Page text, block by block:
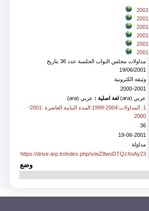
مداولات مجلس النواب الجلسة عدد 36 بتاريخ
19/06/2001
وثيقة الكترونية
2000-2001
عربي (ara
) لغة اصلية : عربي (ara
)
1. المداولات:2004-1999:المدة النيابية العاشرة :2001-
2000
36
19-06-2001
مداولة
https://drive.arp.tn/index.php/s/wZ8woDTQzXoAy23
وضع